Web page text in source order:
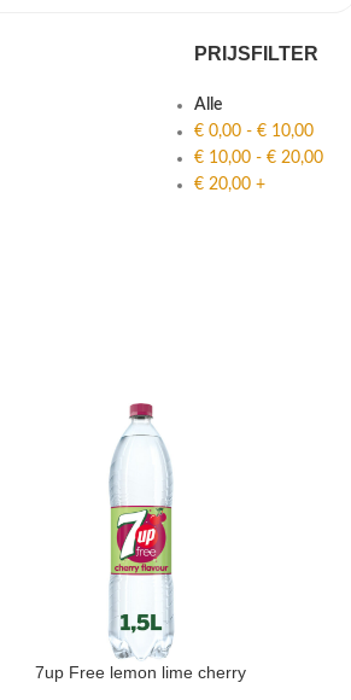
PRIJSFILTER
Alle
€0,00- €10,00
€10,00- €20,00
€20,00+
7up Free lemon lime cherry